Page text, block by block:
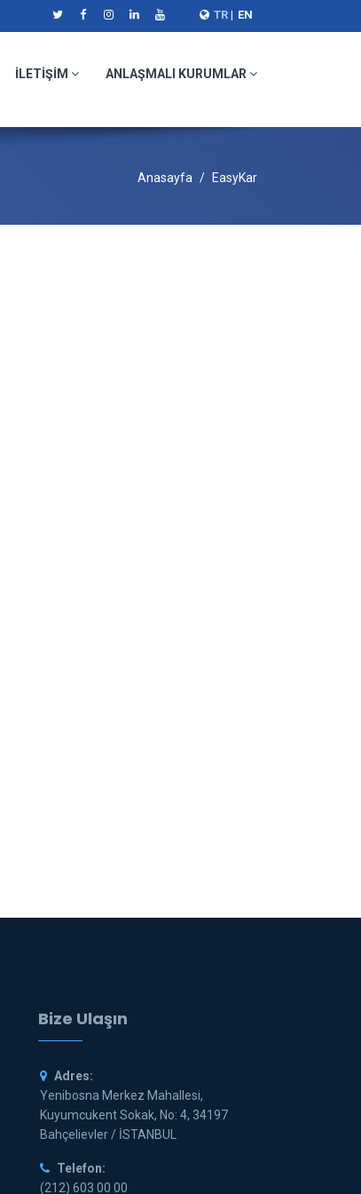
TR | EN
İLETİŞİM ANLAŞMALI KURUMLAR
Anasayfa EasyKar
Bize Ulaşın
Adres:
Yenibosna Merkez Mahallesi,
Kuyumcukent Sokak, No: 4, 34197
Bahçelievler / İSTANBUL
Telefon:
(212) 603 00 00